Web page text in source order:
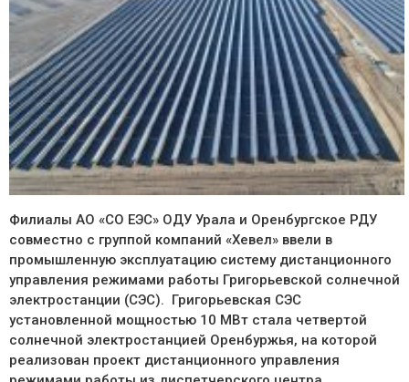
Филиалы АО «СО ЕЭС» ОДУ Урала и Оренбургское РДУ
совместно с группой компаний «Хевел» ввели в
промышленную эксплуатацию систему дистанционного
управления режимами работы Григорьевской солнечной
электростанции (СЭС). Григорьевская СЭС
установленной мощностью 10 МВт стала четвертой
солнечной электростанцией Оренбуржья, на которой
реализован проект дистанционного управления